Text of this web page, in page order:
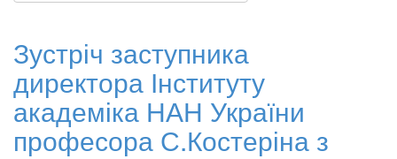
Зустріч заступника
директора Інституту
академіка НАН України
професора С.Костеріна з